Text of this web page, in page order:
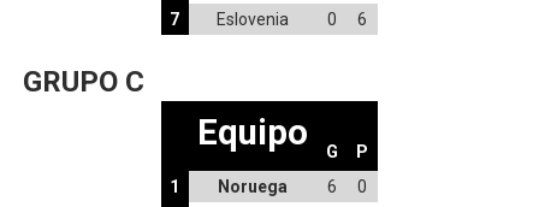
7
Eslovenia 0 6
GRUPO C
Equipo G P
1 Noruega 6
0